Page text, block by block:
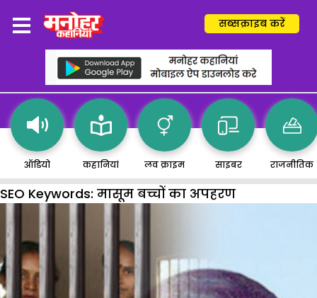
सब्सक्राइब करें
ऑडियो कहानियां लव क्राइम साइबर राजनीतिक
SEO Keywords: मासूम बच्चों का अपहरण